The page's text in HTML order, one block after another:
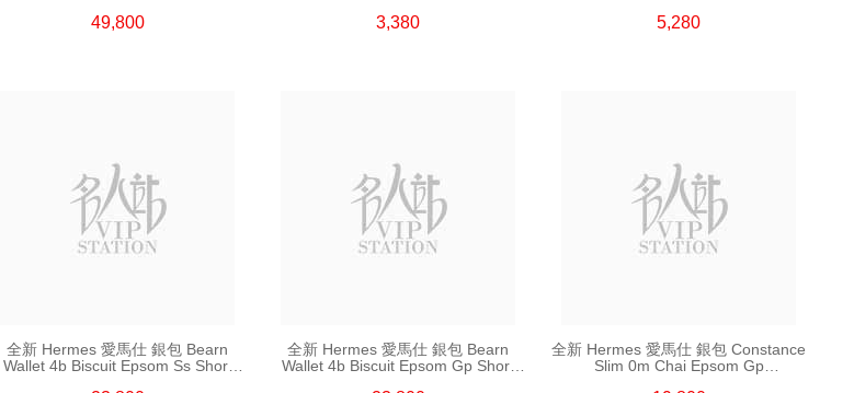
49,800 3,380 5,280
全新 Hermes 愛馬仕 銀包 Bearn
Wallet 4b Biscuit Epsom Ss Short
全新 Hermes 愛馬仕 銀包 Bearn
Wallet 4b Biscuit Epsom Gp Short
全新 Hermes 愛馬仕 銀包 Constance
Slim 0m Chai Epsom Gp